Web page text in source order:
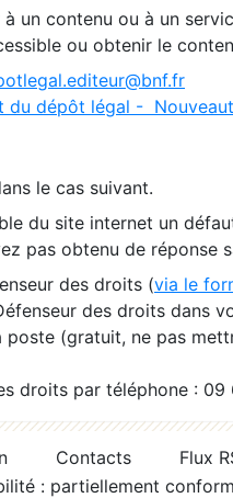
à un contenu ou à un
ou obtenir le
du dépôt légal -
le cas suivant.
du site internet un
pas obtenu de réponse
des droits (via le
des droits dans
(gratuit, ne pas
droits par téléphone :
Contacts
Flux
: partiellement